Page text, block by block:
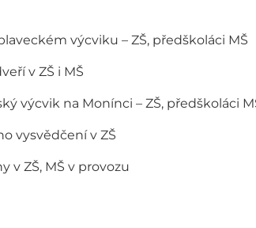
výcviku – ZŠ, předškoláci MŠ
v ZŠ i MŠ
výcvik na Monínci – ZŠ, předškoláci
vysvědčení v ZŠ
v ZŠ, MŠ v provozu